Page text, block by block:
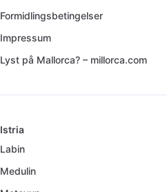
Formidlingsbetingelser
Impressum
Lyst på Mallorca? – millorca.com
Istria
Labin
Medulin